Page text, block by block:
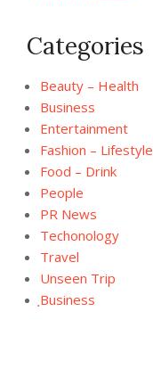
Categories
Beauty – Health
Business
Entertainment
Fashion – Lifestyle
Food – Drink
People
PR News
Techonology
Travel
Unseen Trip
ฺBusiness